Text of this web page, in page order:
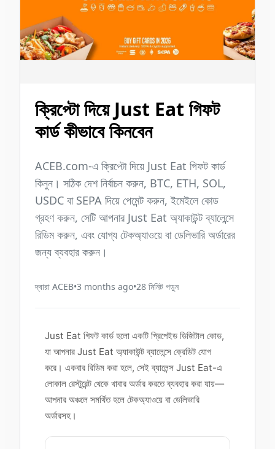
ক্রিপ্টো দিয়ে Just Eat গিফট
কার্ড কীভাবে কিনবেন
ACEB.com-এ ক্রিপ্টো দিয়ে Just Eat গিফট কার্ড
কিনুন। সঠিক দেশ নির্বাচন করুন, BTC, ETH, SOL,
USDC বা SEPA দিয়ে পেমেন্ট করুন, ইমেইলে কোড
গ্রহণ করুন, সেটি আপনার Just Eat অ্যাকাউন্ট ব্যালেন্সে
রিডিম করুন, এবং যোগ্য টেকঅ্যাওয়ে বা ডেলিভারি অর্ডারের
জন্য ব্যবহার করুন।
দ্বারা ACEB•3 months ago•28 মিনিট পড়ুন
Just Eat গিফট কার্ড হলো একটি প্রিপেইড ডিজিটাল কোড,
যা আপনার Just Eat অ্যাকাউন্ট ব্যালেন্সে ক্রেডিট যোগ
করে। একবার রিডিম করা হলে, সেই ব্যালেন্স Just Eat-এ
লোকাল রেস্টুরেন্ট থেকে খাবার অর্ডার করতে ব্যবহার করা যায়—
আপনার অঞ্চলে সমর্থিত হলে টেকঅ্যাওয়ে বা ডেলিভারি
অর্ডারসহ।